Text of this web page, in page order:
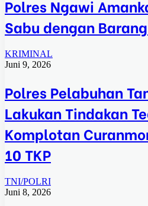
Polres Ngawi
Sabu dengan
KRIMINAL
Juni 9, 2026
Polres Pelabuhan
Lakukan Tindakan
Komplotan
10 TKP
TNI/POLRI
Juni 8, 2026